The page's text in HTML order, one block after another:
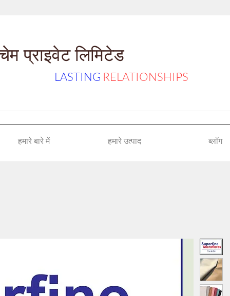
प्राइवेट लिमिटेड
LASTING RELATIONSHIPS
हमारे बारे में हमारे उत्पाद ब्लॉग